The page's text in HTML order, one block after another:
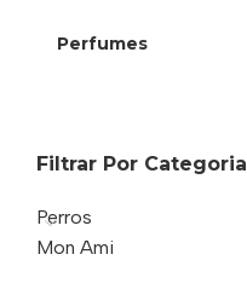
Perfumes
Filtrar Por Categoria
Perros
Mon Ami